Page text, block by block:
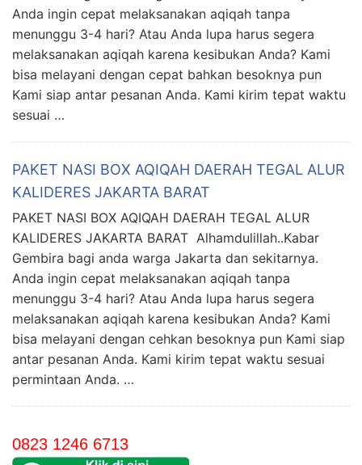
Anda ingin cepat melaksanakan aqiqah tanpa
menunggu 3-4 hari? Atau Anda lupa harus segera
melaksanakan aqiqah karena kesibukan Anda? Kami
bisa melayani dengan cepat bahkan besoknya pun
Kami siap antar pesanan Anda. Kami kirim tepat waktu
sesuai …
PAKET NASI BOX AQIQAH DAERAH TEGAL ALUR
KALIDERES JAKARTA BARAT
PAKET NASI BOX AQIQAH DAERAH TEGAL ALUR
KALIDERES JAKARTA BARAT Alhamdulillah..Kabar
Gembira bagi anda warga Jakarta dan sekitarnya.
Anda ingin cepat melaksanakan aqiqah tanpa
menunggu 3-4 hari? Atau Anda lupa harus segera
melaksanakan aqiqah karena kesibukan Anda? Kami
bisa melayani dengan cehkan besoknya pun Kami siap
antar pesanan Anda. Kami kirim tepat waktu sesuai
permintaan Anda. …
0823 1246 6713